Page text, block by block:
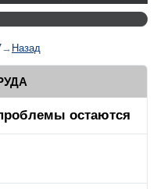
→ Назад
остаются